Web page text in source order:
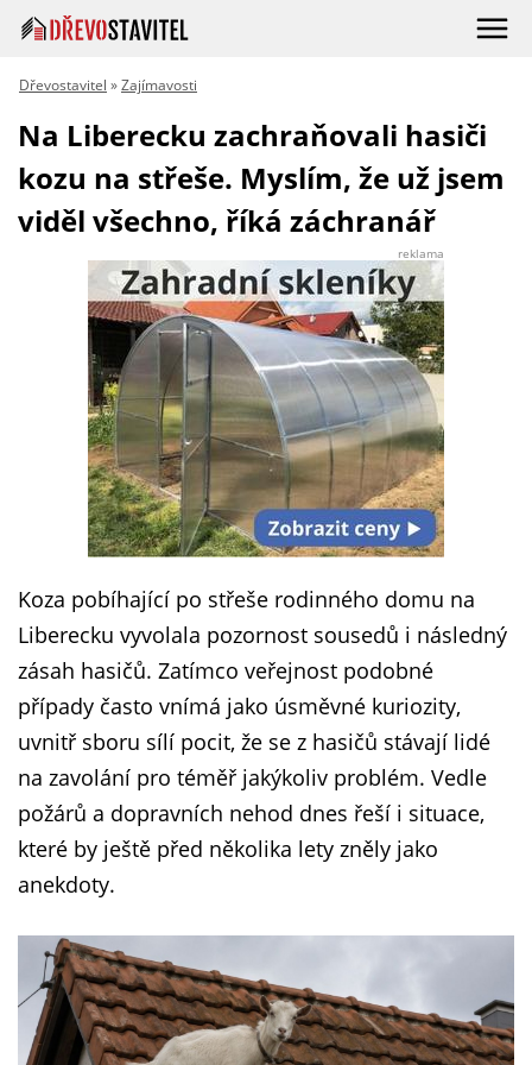
Dřevostavitel »Zajímavosti
Na Liberecku zachraňovali hasiči
kozu na střeše. Myslím, že už jsem
viděl všechno, říká záchranář
reklama
Koza pobíhající po střeše rodinného domu na
Liberecku vyvolala pozornost sousedů i následný
zásah hasičů. Zatímco veřejnost podobné
případy často vnímá jako úsměvné kuriozity,
uvnitř sboru sílí pocit, že se z hasičů stávají lidé
na zavolání pro téměř jakýkoliv problém. Vedle
požárů a dopravních nehod dnes řeší i situace,
které by ještě před několika lety zněly jako
anekdoty.